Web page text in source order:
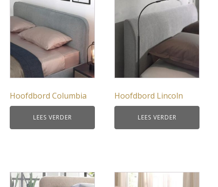
Hoofdbord Columbia
LEES VERDER
Hoofdbord Lincoln
LEES VERDER